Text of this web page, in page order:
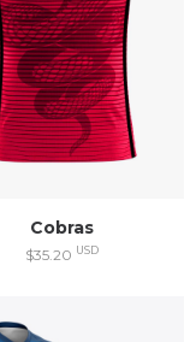
Cobras
$35.20 USD